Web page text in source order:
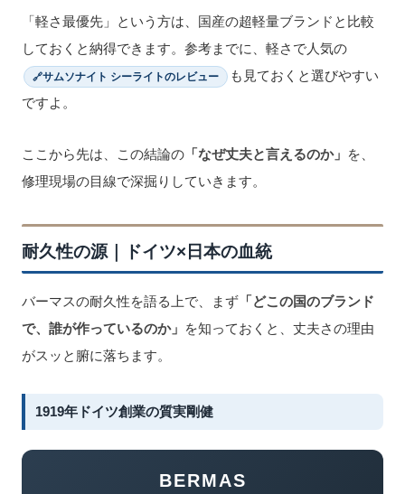
「軽さ最優先」という方は、国産の超軽量ブランドと比較
しておくと納得できます。参考までに、軽さで人気の
サムソナイト シーライトのレビュー
も見ておくと選びやすい
ですよ。
ここから先は、この結論の 「なぜ丈夫と言えるのか」 を、
修理現場の目線で深掘りしていきます。
耐久性の源｜ドイツ×日本の血統
バーマスの耐久性を語る上で、まず 「どこの国のブランド
で、誰が作っているのか」 を知っておくと、丈夫さの理由
がスッと腑に落ちます。
1919年ドイツ創業の質実剛健
BERMAS